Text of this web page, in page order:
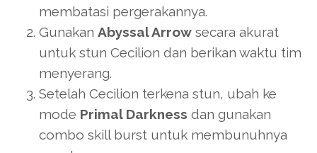
membatasi pergerakannya.
Gunakan Abyssal Arrow secara akurat
untuk stun Cecilion dan berikan waktu tim
menyerang.
Setelah Cecilion terkena stun, ubah ke
mode Primal Darkness dan gunakan
combo skill burst untuk membunuhnya